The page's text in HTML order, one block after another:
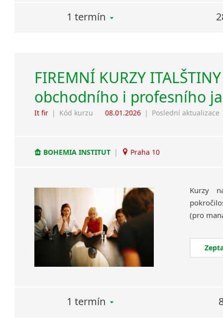
1 termín
FIREMNÍ KURZY
obchodního i profesního
It fir | Kód kurzu 08.01.2026 | Poslední aktualizace
BOHEMIA INSTITUT | Praha 10
Kurzy
1 termín